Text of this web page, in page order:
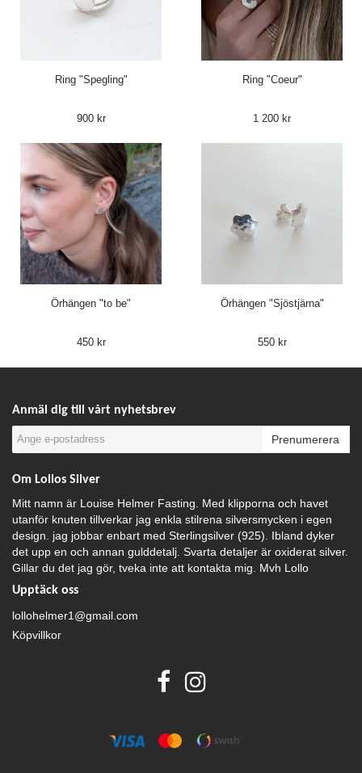
Ring "Spegling"
900 kr
Ring "Coeur"
1 200 kr
Örhängen "to be"
450 kr
Örhängen "Sjöstjärna"
550 kr
Anmäl dig till vårt nyhetsbrev
Prenumerera
Om Lollos Silver
Mitt namn är Louise Helmer Fasting. Med klipporna och havet
utanför knuten tillverkar jag enkla stilrena silversmycken i egen
design. jag jobbar enbart med Sterlingsilver (925). Ibland dyker
det upp en och annan gulddetalj. Svarta detaljer är oxiderat silver.
Gillar du det jag gör, tveka inte att kontakta mig. Mvh Lollo
Upptäck oss
lollohelmer1@gmail.com
Köpvillkor